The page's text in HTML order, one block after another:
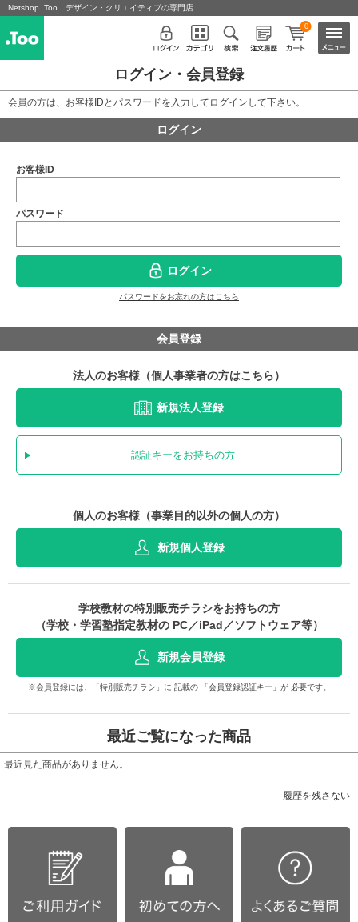
Netshop .Too デザイン・クリエイティブの専門店
0
ログイン・会員登録
会員の方は、お客様IDとパスワードを入力してログインして下さい。
ログイン
お客様ID
パスワード
ログイン
パスワードをお忘れの方はこちら
会員登録
法人のお客様（個人事業者の方はこちら）
新規法人登録
認証キーをお持ちの方
個人のお客様（事業目的以外の個人の方）
新規個人登録
学校教材の特別販売チラシをお持ちの方
（学校・学習塾指定教材の PC／iPad／ソフトウェア等）
新規会員登録
※会員登録には、「特別販売チラシ」に 記載の 「会員登録認証キー」が 必要です。
最近ご覧になった商品
最近見た商品がありません。
履歴を残さない